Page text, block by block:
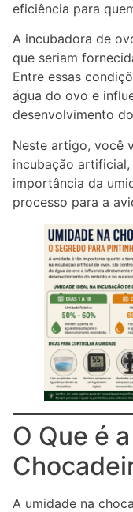
eficiência para
A incubadora de
que seriam
Entre essas
água do ovo e
desenvolvimento
Neste artigo, você
incubação
importância da
processo para a
O Que é
A umidade na